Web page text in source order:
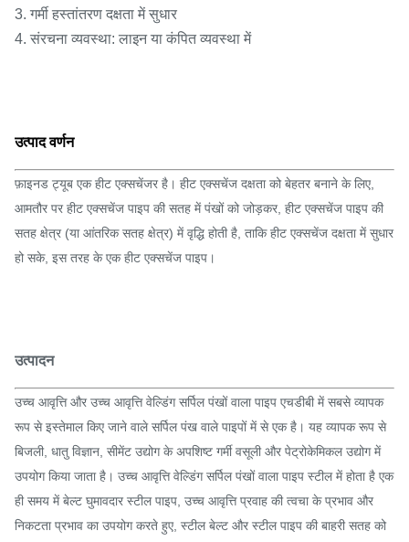
3. गर्मी हस्तांतरण दक्षता में सुधार
4. संरचना व्यवस्था: लाइन या कंपित व्यवस्था में
उत्पाद वर्णन
फ़ाइनड ट्यूब एक हीट एक्सचेंजर है। हीट एक्सचेंज दक्षता को बेहतर बनाने के लिए,
आमतौर पर हीट एक्सचेंज पाइप की सतह में पंखों को जोड़कर, हीट एक्सचेंज पाइप की
सतह क्षेत्र (या आंतरिक सतह क्षेत्र) में वृद्धि होती है, ताकि हीट एक्सचेंज दक्षता में सुधार
हो सके, इस तरह के एक हीट एक्सचेंज पाइप।
उत्पादन
उच्च आवृत्ति और उच्च आवृत्ति वेल्डिंग सर्पिल पंखों वाला पाइप एचडीबी में सबसे व्यापक
रूप से इस्तेमाल किए जाने वाले सर्पिल पंख वाले पाइपों में से एक है। यह व्यापक रूप से
बिजली, धातु विज्ञान, सीमेंट उद्योग के अपशिष्ट गर्मी वसूली और पेट्रोकेमिकल उद्योग में
उपयोग किया जाता है। उच्च आवृत्ति वेल्डिंग सर्पिल पंखों वाला पाइप स्टील में होता है एक
ही समय में बेल्ट घुमावदार स्टील पाइप , उच्च आवृत्ति प्रवाह की त्वचा के प्रभाव और
निकटता प्रभाव का उपयोग करते हुए, स्टील बेल्ट और स्टील पाइप की बाहरी सतह को